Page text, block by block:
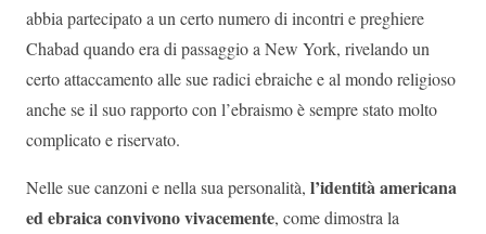
abbia partecipato a un certo numero di incontri e preghiere
Chabad quando era di passaggio a New York, rivelando un
certo attaccamento alle sue radici ebraiche e al mondo religioso
anche se il suo rapporto con l’ebraismo è sempre stato molto
complicato e riservato.
Nelle sue canzoni e nella sua personalità, l’identità americana
ed ebraica convivono vivacemente, come dimostra la